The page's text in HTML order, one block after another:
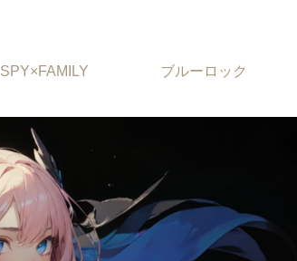
SPY×FAMILY ブルーロック